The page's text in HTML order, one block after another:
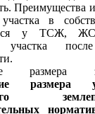
Преимущества
в
у ТСЖ,
участка
размера